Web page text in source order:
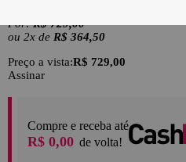
Por:R$ 729,00
ou 2x de R$ 364,50
Preço a vista:R$ 729,00
Assinar
Compre e receba até
R$ 0,00 de volta!